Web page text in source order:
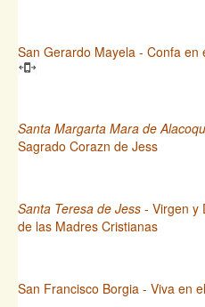
San Gerardo Mayela - Confa
Santa Margarta Mara de
Sagrado Corazn de Jess
Santa Teresa de Jess - Virgen y
de las Madres Cristianas
San Francisco Borgia - Viva en